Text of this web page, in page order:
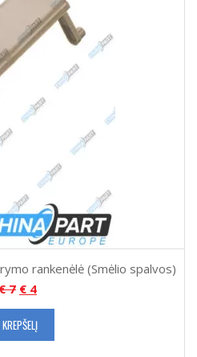
rankenėlė (Smėlio spalvos)
7 € 4